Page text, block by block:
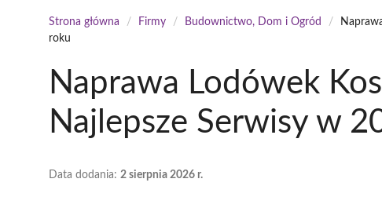
Strona główna / Firmy / Budownictwo, Dom i Ogród /
roku
Naprawa Lodówek
Najlepsze Serwisy w
Data dodania: 2 sierpnia 2026 r.